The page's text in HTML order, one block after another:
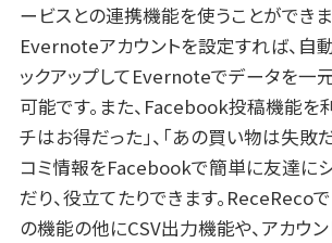
ービスとの連携機能を使うことができ
Evernoteアカウントを設定すれば、自
ックアップしてEvernoteでデータを一
可能です。また、Facebook投稿機能を
チはお得だった」、「あの買い物は失敗
コミ情報をFacebookで簡単に友達に
だり、役立てたりできます。ReceReco
の機能の他にCSV出力機能や、アカウン